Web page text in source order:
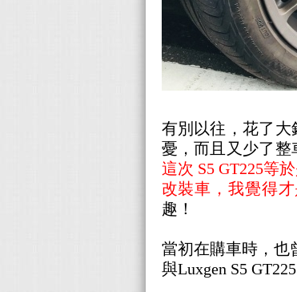
有別以往，花了
憂，而且又少了整
這次 S5 GT225等
改裝車，我覺得
趣！
當初在購車時，也
與Luxgen S5